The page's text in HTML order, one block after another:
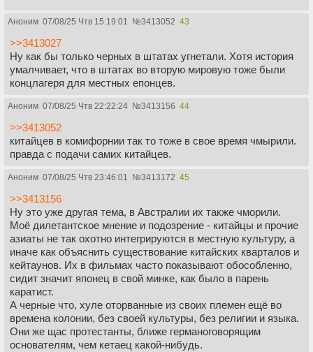
Аноним 07/08/25 Чтв 15:19:01 №3413052 43
>>3413027
Ну как бы только черных в штатах угнетали. Хотя история
умалчивает, что в штатах во вторую мировую тоже были
концлагеря для местных епонцев.
Аноним 07/08/25 Чтв 22:22:24 №3413156 44
>>3413052
китайцев в комифорнии так то тоже в свое время чмырили.
правда с подачи самих китайцев.
Аноним 07/08/25 Чтв 23:46:01 №3413172 45
>>3413156
Ну это уже другая тема, в Австралии их также чморили.
Моё дилетантское мнение и подозрение - китайцы и прочие
азиаты не так охотно интегрируются в местную культуру, а
иначе как объяснить существование китайских кварталов и
кейтаунов. Их в фильмах часто показывают обособленно,
сидит значит японец в свой минке, как было в парень
каратист.
А черные что, хуле оторванные из своих племен ещё во
времена колонии, без своей культуры, без религии и языка.
Они же щас протестанты, ближе германоговорящим
основателям, чем кетаец какой-нибудь.